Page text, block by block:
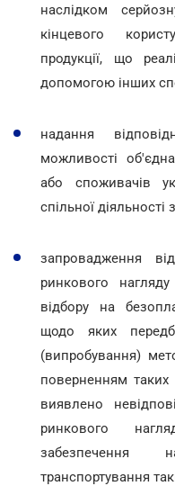
наслідком
кінцевого
продукції, що
допомогою інших
надання
можливості
або споживачів
спільної
запровадження
ринкового
відбору на
щодо яких
(випробування)
поверненням
виявлено
ринкового
забезпечення
транспортування